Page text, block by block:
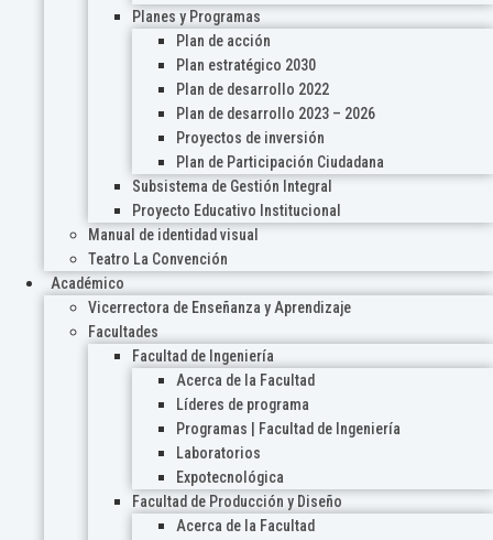
Planes y Programas
Plan de acción
Plan estratégico 2030
Plan de desarrollo 2022
Plan de desarrollo 2023 – 2026
Proyectos de inversión
Plan de Participación Ciudadana
Subsistema de Gestión Integral
Proyecto Educativo Institucional
Manual de identidad visual
Teatro La Convención
Académico
Vicerrectora de Enseñanza y Aprendizaje
Facultades
Facultad de Ingeniería
Acerca de la Facultad
Líderes de programa
Programas | Facultad de Ingeniería
Laboratorios
Expotecnológica
Facultad de Producción y Diseño
Acerca de la Facultad